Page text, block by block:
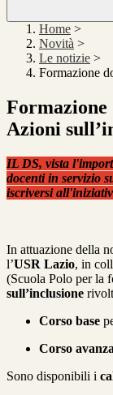
Home >
Novità >
Le notizie >
Formazione
Formazione
Azioni
IL DS, vista
docenti in servizio
iscriversi
In attuazione della
l’USR Lazio, in
(Scuola Polo per la
sull’inclusione
Corso base
Corso
Sono disponibili i